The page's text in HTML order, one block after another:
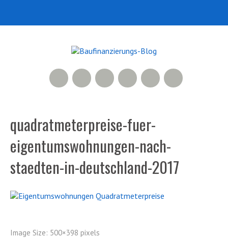
Facebook
500px
LinkedIn
Xing
RSS Feed
quadratmeterpreise-fuer-
eigentumswohnungen-nach-
staedten-in-deutschland-2017
Image Size: 500×398 pixels